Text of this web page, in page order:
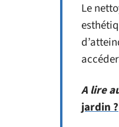
Le
A lire
jardin ?